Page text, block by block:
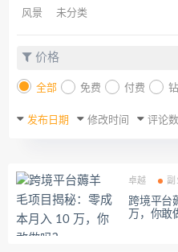
风景 未分类
价格
全部 免费 付费
发布日期 修改时间 评论
卓越 副
跨境平台
万，你敢